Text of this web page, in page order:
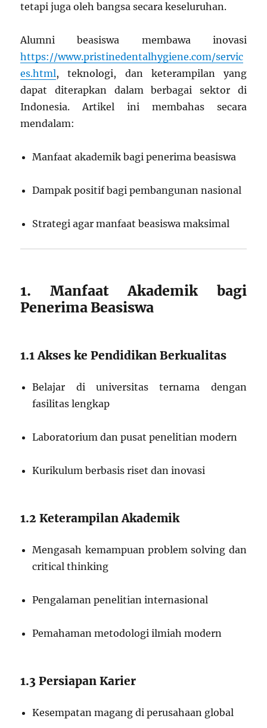
tetapi juga oleh bangsa secara keseluruhan.
Alumni beasiswa membawa inovasi
https://www.pristinedentalhygiene.com/servic
es.html, teknologi, dan keterampilan yang
dapat diterapkan dalam berbagai sektor di
Indonesia. Artikel ini membahas secara
mendalam:
Manfaat akademik bagi penerima beasiswa
Dampak positif bagi pembangunan nasional
Strategi agar manfaat beasiswa maksimal
1. Manfaat Akademik bagi
Penerima Beasiswa
1.1 Akses ke Pendidikan Berkualitas
Belajar di universitas ternama dengan
fasilitas lengkap
Laboratorium dan pusat penelitian modern
Kurikulum berbasis riset dan inovasi
1.2 Keterampilan Akademik
Mengasah kemampuan problem solving dan
critical thinking
Pengalaman penelitian internasional
Pemahaman metodologi ilmiah modern
1.3 Persiapan Karier
Kesempatan magang di perusahaan global